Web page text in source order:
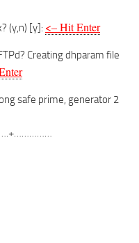
(y,n) [y]: <– Hit Enter
Creating dhparam file
safe prime, generator 2